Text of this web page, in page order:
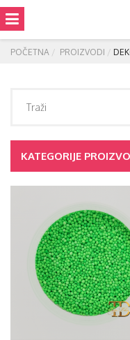
POČETNA PROIZVODI
KATEGORIJE